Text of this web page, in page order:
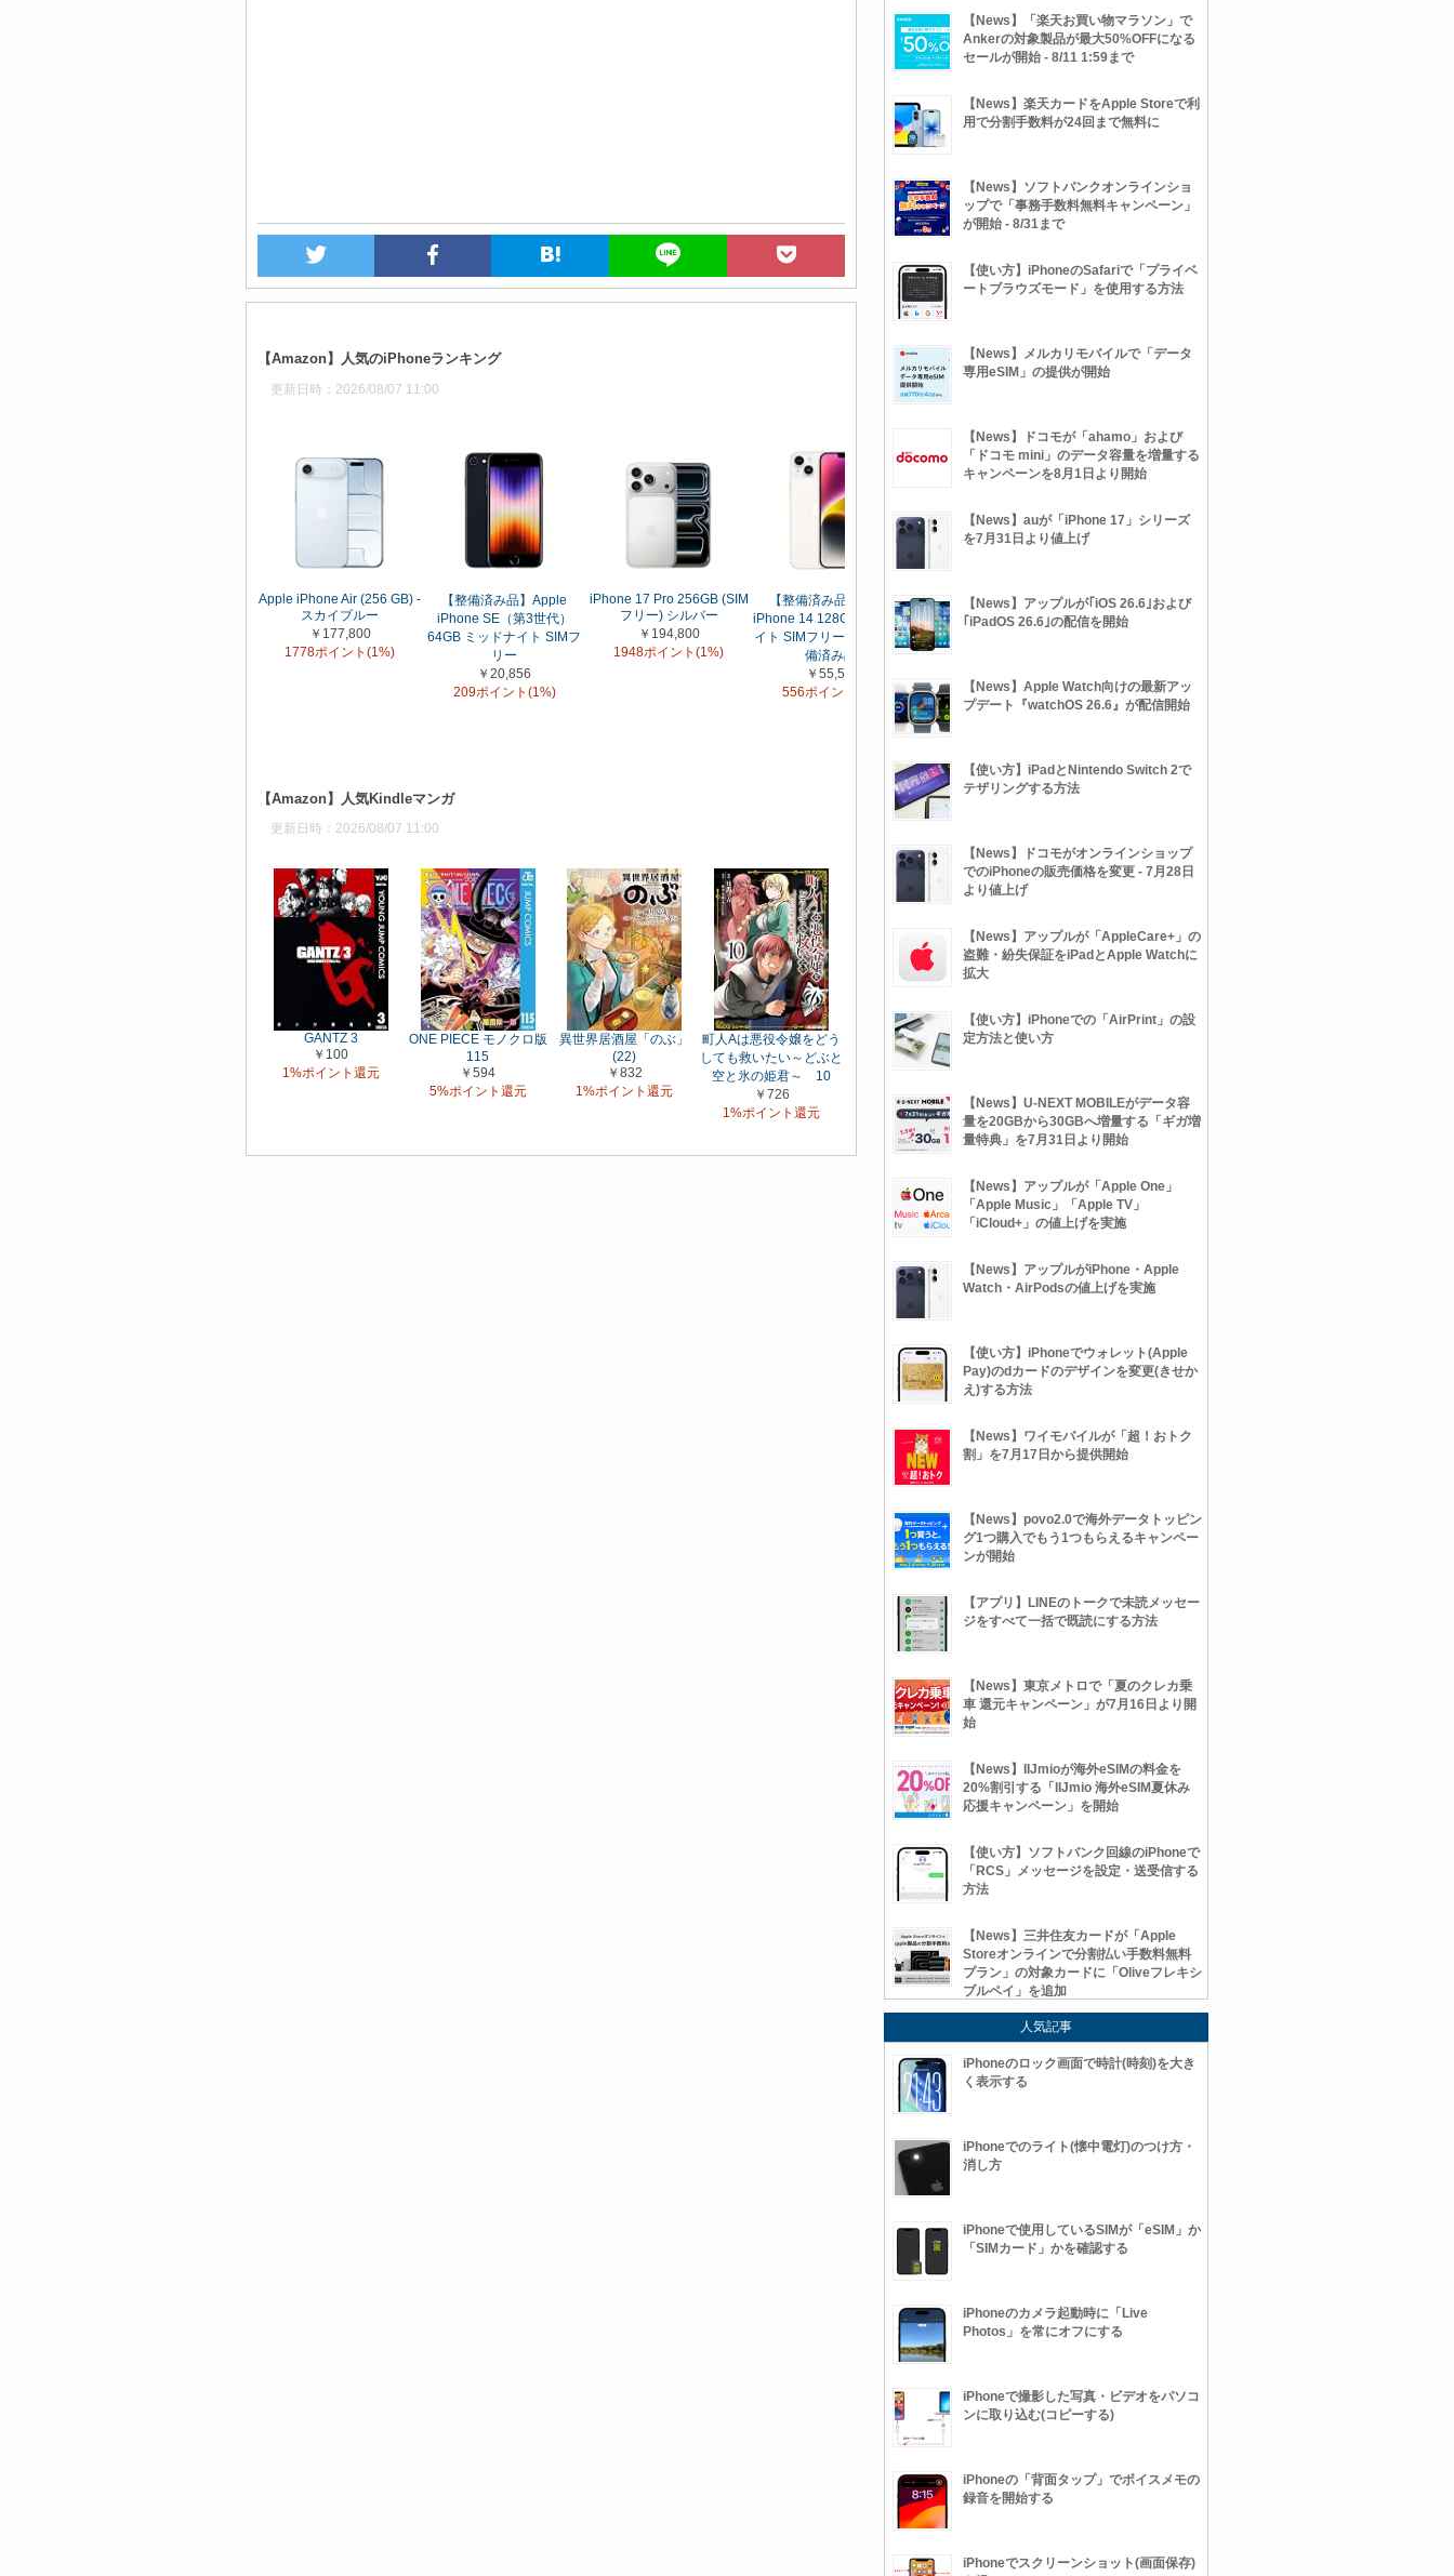
【Amazon】人気のiPhoneランキング
更新日時：2026/08/07 11:00
Apple iPhone Air (256 GB) -
スカイブルー
￥177,800
1778ポイント(1%)
【整備済み品】Apple
iPhone SE（第3世代）
64GB ミッドナイト SIMフ
リー
￥20,856
209ポイント(1%)
iPhone 17 Pro 256GB (SIM
フリー) シルバー
￥194,800
1948ポイント(1%)
【整備済み品】 Apple
iPhone 14 128GB スターラ
イト SIMフリー 5G対応 (整
備済み品)
￥55,555
556ポイント(1%)
【整備済み品】
Apple iPhone
SE（第2世代）
64GB ホワイト
￥15,349
153ポイント
もっと見る
【Amazon】人気Kindleマンガ
更新日時：2026/08/07 11:00
GANTZ 3
￥100
1%ポイント還元
ONE PIECE モノクロ版
115
￥594
5%ポイント還元
異世界居酒屋「のぶ」
(22)
￥832
1%ポイント還元
町人Aは悪役令嬢をどう
しても救いたい～どぶと
空と氷の姫君～ 10
￥726
1%ポイント還元
ブルーロック（４０）
￥594
【News】「楽天お買い物マラソン」で
Ankerの対象製品が最大50%OFFになる
セールが開始 - 8/11 1:59まで
【News】楽天カードをApple Storeで利
用で分割手数料が24回まで無料に
【News】ソフトバンクオンラインショ
ップで「事務手数料無料キャンペーン」
が開始 - 8/31まで
【使い方】iPhoneのSafariで「プライベ
ートブラウズモード」を使用する方法
【News】メルカリモバイルで「データ
専用eSIM」の提供が開始
【News】ドコモが「ahamo」および
「ドコモ mini」のデータ容量を増量する
キャンペーンを8月1日より開始
【News】auが「iPhone 17」シリーズ
を7月31日より値上げ
【News】アップルが｢iOS 26.6｣および
｢iPadOS 26.6｣の配信を開始
【News】Apple Watch向けの最新アッ
プデート『watchOS 26.6』が配信開始
【使い方】iPadとNintendo Switch 2で
テザリングする方法
【News】ドコモがオンラインショップ
でのiPhoneの販売価格を変更 - 7月28日
より値上げ
【News】アップルが「AppleCare+」の
盗難・紛失保証をiPadとApple Watchに
拡大
【使い方】iPhoneでの「AirPrint」の設
定方法と使い方
【News】U-NEXT MOBILEがデータ容
量を20GBから30GBへ増量する「ギガ増
量特典」を7月31日より開始
【News】アップルが「Apple One」
「Apple Music」「Apple TV」
「iCloud+」の値上げを実施
【News】アップルがiPhone・Apple
Watch・AirPodsの値上げを実施
【使い方】iPhoneでウォレット(Apple
Pay)のdカードのデザインを変更(きせか
え)する方法
【News】ワイモバイルが「超！おトク
割」を7月17日から提供開始
【News】povo2.0で海外データトッピン
グ1つ購入でもう1つもらえるキャンペー
ンが開始
【アプリ】LINEのトークで未読メッセー
ジをすべて一括で既読にする方法
【News】東京メトロで「夏のクレカ乗
車 還元キャンペーン」が7月16日より開
始
【News】IIJmioが海外eSIMの料金を
20%割引する「IIJmio 海外eSIM夏休み
応援キャンペーン」を開始
【使い方】ソフトバンク回線のiPhoneで
「RCS」メッセージを設定・送受信する
方法
【News】三井住友カードが「Apple
Storeオンラインで分割払い手数料無料
プラン」の対象カードに「Oliveフレキシ
ブルペイ」を追加
人気記事
iPhoneのロック画面で時計(時刻)を大き
く表示する
iPhoneでのライト(懐中電灯)のつけ方・
消し方
iPhoneで使用しているSIMが「eSIM」か
「SIMカード」かを確認する
iPhoneのカメラ起動時に「Live
Photos」を常にオフにする
iPhoneで撮影した写真・ビデオをパソコ
ンに取り込む(コピーする)
iPhoneの「背面タップ」でボイスメモの
録音を開始する
iPhoneでスクリーンショット(画面保存)